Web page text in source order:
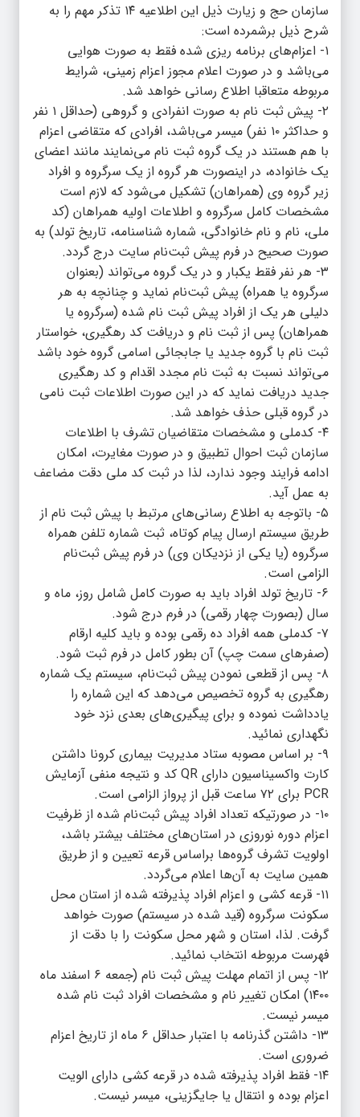
سازمان حج و زیارت ذیل این اطلاعیه ۱۴ تذکر مهم را به
شرح ذیل برشمرده است:
۱- اعزام‌های برنامه ریزی شده فقط به صورت هوایی
می‌باشد و در صورت اعلام مجوز اعزام زمینی، شرایط
مربوطه متعاقبا اطلاع رسانی خواهد شد.
۲- پیش ثبت نام به صورت انفرادی و گروهی (حداقل ۱ نفر
و حداکثر ۱۰ نفر) میسر می‌باشد، افرادی که متقاضی اعزام
با هم هستند در یک گروه ثبت نام می‌نمایند مانند اعضای
یک خانواده، در اینصورت هر گروه از یک سرگروه و افراد
زیر گروه وی (همراهان) تشکیل می‌شود که لازم است
مشخصات کامل سرگروه و اطلاعات اولیه همراهان (کد
ملی، نام و نام خانوادگی، شماره شناسنامه، تاریخ تولد) به
صورت صحیح در فرم پیش ثبت‌نام سایت درج گردد.
۳- هر نفر فقط یکبار و در یک گروه می‌تواند (بعنوان
سرگروه یا همراه) پیش ثبت‌نام نماید و چنانچه به هر
دلیلی هر یک از افراد پیش ثبت نام شده (سرگروه یا
همراهان) پس از ثبت نام و دریافت کد رهگیری، خواستار
ثبت نام با گروه جدید یا جابجائی اسامی گروه خود باشد
می‌تواند نسبت به ثبت نام مجدد اقدام و کد رهگیری
جدید دریافت نماید که در این صورت اطلاعات ثبت نامی
در گروه قبلی حذف خواهد شد.
۴- کدملی و مشخصات متقاضیان تشرف با اطلاعات
سازمان ثبت احوال تطبیق و در صورت مغایرت، امکان
ادامه فرایند وجود ندارد، لذا در ثبت کد ملی دقت مضاعف
به عمل آید.
۵- باتوجه به اطلاع رسانی‌های مرتبط با پیش ثبت نام از
طریق سیستم ارسال پیام کوتاه، ثبت شماره تلفن همراه
سرگروه (یا یکی از نزدیکان وی) در فرم پیش ثبت‌نام
الزامی است.
۶- تاریخ تولد افراد باید به صورت کامل شامل روز، ماه و
سال (بصورت چهار رقمی) در فرم درج شود.
۷- کدملی همه افراد ده رقمی بوده و باید کلیه ارقام
(صفر‌های سمت چپ) آن بطور کامل در فرم ثبت شود.
۸- پس از قطعی نمودن پیش ثبت‌نام، سیستم یک شماره
رهگیری به گروه تخصیص می‌دهد که این شماره را
یادداشت نموده و برای پیگیری‌های بعدی نزد خود
نگهداری نمائید.
۹- بر اساس مصوبه ستاد مدیریت بیماری کرونا داشتن
کارت واکسیناسیون دارای QR کد و نتیجه منفی آزمایش
PCR برای ۷۲ ساعت قبل از پرواز الزامی است.
۱۰- در صورتیکه تعداد افراد پیش ثبت‌نام شده از ظرفیت
اعزام دوره نوروزی در استان‌های مختلف بیشتر باشد،
اولویت تشرف گروه‌ها براساس قرعه تعیین و از طریق
همین سایت به آن‌ها اعلام می‌گردد.
۱۱- قرعه کشی و اعزام افراد پذیرفته شده از استان محل
سکونت سرگروه (قید شده در سیستم) صورت خواهد
گرفت. لذا، استان و شهر محل سکونت را با دقت از
فهرست مربوطه انتخاب نمائید.
۱۲- پس از اتمام مهلت پیش ثبت نام (جمعه ۶ اسفند ماه
۱۴۰۰) امکان تغییر نام و مشخصات افراد ثبت نام شده
میسر نیست.
۱۳- داشتن گذرنامه با اعتبار حداقل ۶ ماه از تاریخ اعزام
ضروری است.
۱۴- فقط افراد پذیرفته شده در قرعه کشی دارای الویت
اعزام بوده و انتقال یا جایگزینی، میسر نیست.